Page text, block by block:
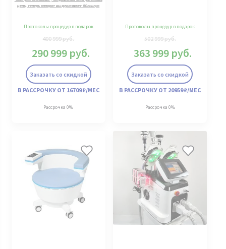
Заказать со скидкой
цепь, теперь аппарат выдерживает бОльшую
Протоколы процедур в подарок
400 999руб.
290 999 руб.
В РАССРОЧКУ ОТ 16709 ₽/МЕС
Рассрочка 0%
Заказать со скидкой
Протоколы процедур в подарок
502 999руб.
363 999 руб.
В РАССРОЧКУ ОТ 20959 ₽/МЕС
Рассрочка 0%